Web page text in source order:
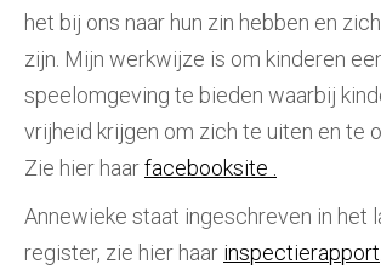
het bij ons naar hun zin hebben en
zijn. Mijn werkwijze is om kinderen
speelomgeving te bieden waarbij
vrijheid krijgen om zich te uiten en te
Zie hier haarfacebooksite .
Annewieke staat ingeschreven in het
register, zie hier haar inspectierapport